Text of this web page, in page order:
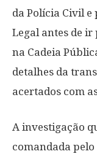
da Polícia Civil
Legal antes de
na Cadeia
detalhes da
acertados com
A investigação
comandada